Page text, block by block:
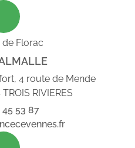
de Florac
4 route de Mende
RIVIERES
45 53 87